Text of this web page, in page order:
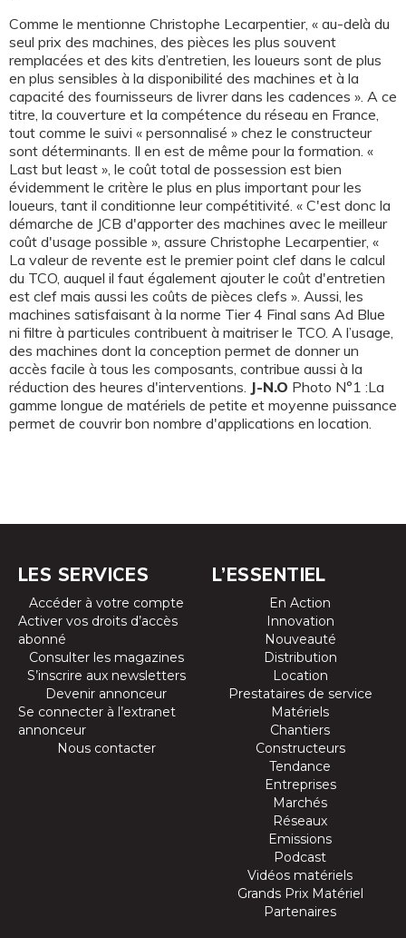
Comme le mentionne Christophe Lecarpentier, « au-delà du
seul prix des machines, des pièces les plus souvent
remplacées et des kits d’entretien, les loueurs sont de plus
en plus sensibles à la disponibilité des machines et à la
capacité des fournisseurs de livrer dans les cadences ». A ce
titre, la couverture et la compétence du réseau en France,
tout comme le suivi « personnalisé » chez le constructeur
sont déterminants. Il en est de même pour la formation. «
Last but least », le coût total de possession est bien
évidemment le critère le plus en plus important pour les
loueurs, tant il conditionne leur compétitivité. « C'est donc la
démarche de JCB d'apporter des machines avec le meilleur
coût d'usage possible », assure Christophe Lecarpentier, «
La valeur de revente est le premier point clef dans le calcul
du TCO, auquel il faut également ajouter le coût d'entretien
est clef mais aussi les coûts de pièces clefs ». Aussi, les
machines satisfaisant à la norme Tier 4 Final sans Ad Blue
ni filtre à particules contribuent à maitriser le TCO. A l’usage,
des machines dont la conception permet de donner un
accès facile à tous les composants, contribue aussi à la
réduction des heures d'interventions. J-N.O Photo N°1 :La
gamme longue de matériels de petite et moyenne puissance
permet de couvrir bon nombre d'applications en location.
LES SERVICES
Accéder à votre compte
Activer vos droits d’accès
abonné
Consulter les magazines
S’inscrire aux newsletters
Devenir annonceur
Se connecter à l’extranet
annonceur
Nous contacter
L’ESSENTIEL
En Action
Innovation
Nouveauté
Distribution
Location
Prestataires de service
Matériels
Chantiers
Constructeurs
Tendance
Entreprises
Marchés
Réseaux
Emissions
Podcast
Vidéos matériels
Grands Prix Matériel
Partenaires